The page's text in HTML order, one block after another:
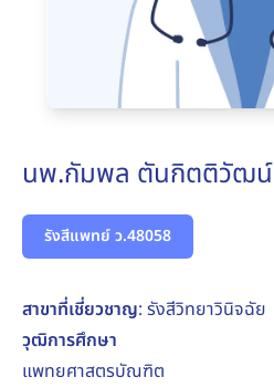
นพ.กัมพล ตันกิตติวัฒน์
รังสีแพทย์ ว.48058
สาขาที่เชี่ยวชาญ: รังสีวิทยาวินิจฉัย
วุฒิการศึกษา
แพทยศาสตรบัณฑิต